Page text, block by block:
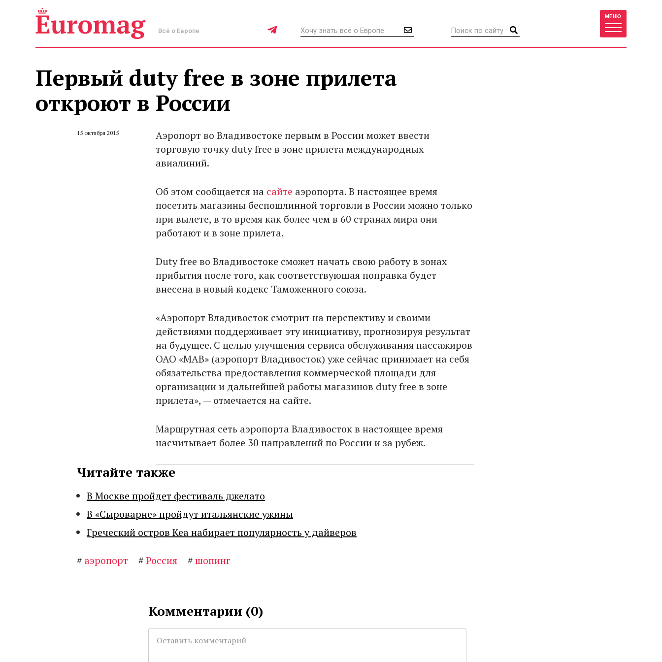
Всё о Европе
МЕНЮ
Первый duty free в зоне прилета
откроют в России
15 октября 2015
Аэропорт во Владивостоке первым в России может ввести
торговую точку duty free в зоне прилета международных
авиалиний.
Об этом сообщается на сайте аэропорта. В настоящее время
посетить магазины беспошлинной торговли в России можно только
при вылете, в то время как более чем в 60 странах мира они
работают и в зоне прилета.
Duty free во Владивостоке сможет начать свою работу в зонах
прибытия после того, как соответствующая поправка будет
внесена в новый кодекс Таможенного союза.
«Аэропорт Владивосток смотрит на перспективу и своими
действиями поддерживает эту инициативу, прогнозируя результат
на будущее. С целью улучшения сервиса обслуживания пассажиров
ОАО «МАВ» (аэропорт Владивосток) уже сейчас принимает на себя
обязательства предоставления коммерческой площади для
организации и дальнейшей работы магазинов duty free в зоне
прилета», — отмечается на сайте.
Маршрутная сеть аэропорта Владивосток в настоящее время
насчитывает более 30 направлений по России и за рубеж.
Читайте также
В Москве пройдет фестиваль джелато
В «Сыроварне» пройдут итальянские ужины
Греческий остров Кеа набирает популярность у дайверов
# аэропорт #Россия #шопинг
Комментарии (0)